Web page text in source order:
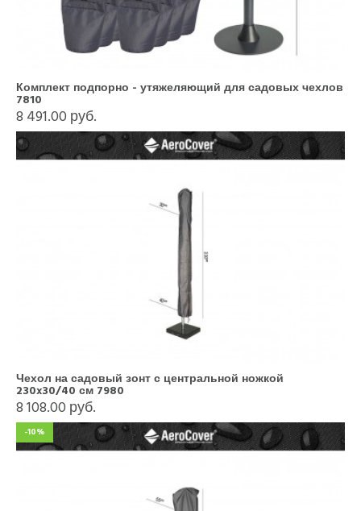
Комплект подпорно - утяжеляющий для садовых чехлов
7810
8 491.00 руб.
Чехол на садовый зонт с центральной ножкой
230x30/40 см 7980
8 108.00 руб.
-10%